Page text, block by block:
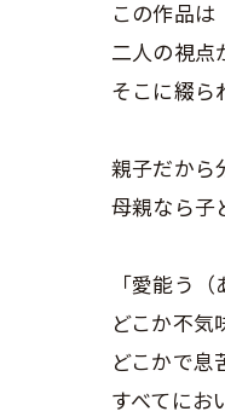
この作品は
二人の視点
そこに綴ら
親子だから
母親なら子
「愛能う
どこか不気
どこかで息
すべてにお